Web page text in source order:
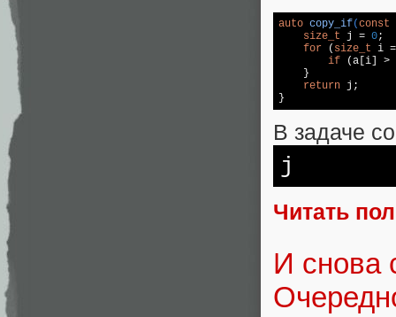
auto copy_if(const
size_t j = 0;
for ( size_t i
if (a[i] >
    }
return j;
В задаче
j
Читать
И снова